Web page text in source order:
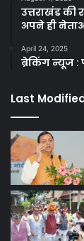
उत्तराखंड की
अपने ही
April 24, 2025
ब्रेकिंग न्यूज
Last